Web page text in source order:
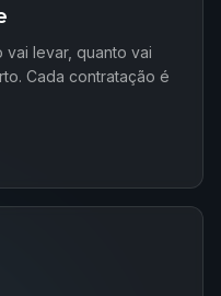
levar, quanto vai
Cada contratação é